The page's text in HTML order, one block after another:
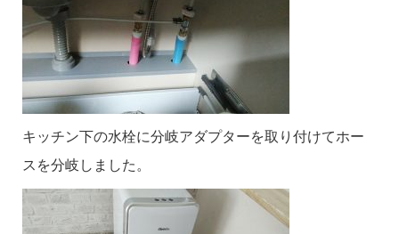
キッチン下の水栓に分岐アダプターを取り付けてホー
スを分岐しました。